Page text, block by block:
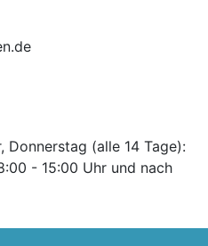
Donnerstag (alle 14 Tage):
- 15:00 Uhr und nach